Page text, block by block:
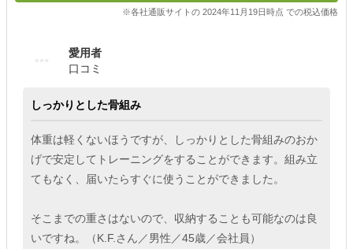
※各社通販サイトの 2024年11月19日時点 での税込価格
愛用者
口コミ
しっかりとした骨組み
体重は軽くないほうですが、しっかりとした骨組みのおか
げで安定してトレーニングをすることができます。組み立
てもなく、届いたらすぐに使うことができました。
そこまでの重さはないので、収納することも可能なのは良
いですね。（K.F.さん／男性／45歳／会社員）